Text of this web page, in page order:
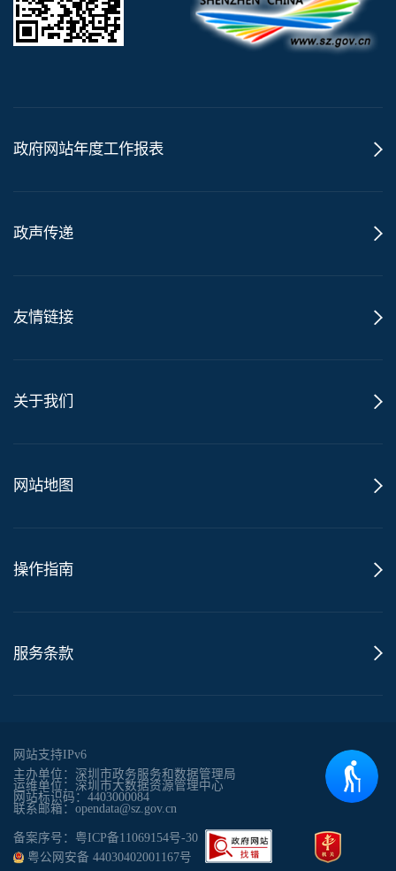
政府网站年度工作报表
政声传递
友情链接
关于我们
网站地图
操作指南
服务条款
网站支持IPv6
主办单位：深圳市政务服务和数据管理局
运维单位：深圳市大数据资源管理中心
网站标识码：4403000084
联系邮箱：opendata@sz.gov.cn
备案序号：粤ICP备11069154号-30
粤公网安备 44030402001167号